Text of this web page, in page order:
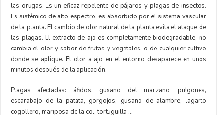
las orugas. Es un eficaz repelente de pájaros y plagas de insectos.
Es sistémico de alto espectro, es absorbido por el sistema vascular
de la planta. El cambio de olor natural de la planta evita el ataque de
las plagas. El extracto de ajo es completamente biodegradable, no
cambia el olor y sabor de frutas y vegetales, o de cualquier cultivo
donde se aplique. El olor a ajo en el entorno desaparece en unos
minutos después de la aplicación.
Plagas afectadas: áfidos, gusano del manzano, pulgones,
escarabajo de la patata, gorgojos, gusano de alambre, lagarto
cogollero, mariposa de la col, tortuguilla …